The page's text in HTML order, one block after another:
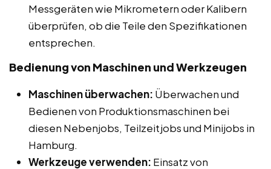
Messgeräten wie Mikrometern oder Kalibern
überprüfen, ob die Teile den Spezifikationen
entsprechen.
Bedienung von Maschinen und Werkzeugen
Maschinen überwachen: Überwachen und
Bedienen von Produktionsmaschinen bei
diesen Nebenjobs, Teilzeitjobs und Minijobs in
Hamburg.
Werkzeuge verwenden: Einsatz von